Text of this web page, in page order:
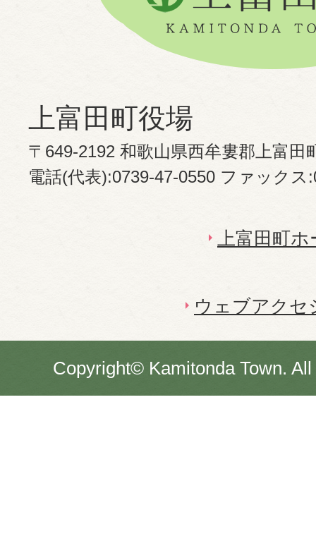
上富田町役場
〒649-2192 和歌山県西牟婁郡上富田
電話(代表):0739-47-0550 ファックス
上富田町
ウェブアクセ
Copyright© Kamitonda Town.